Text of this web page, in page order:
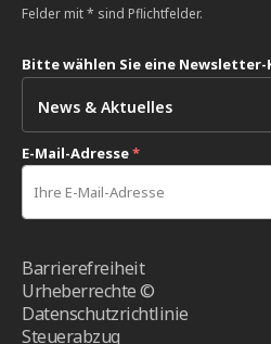
Felder mit * sind Pflichtfelder.
Bitte wählen Sie eine Newsletter-
E-Mail-Adresse*
Barrierefreiheit
Urheberrechte ©
Datenschutzrichtlinie
Steuerabzug